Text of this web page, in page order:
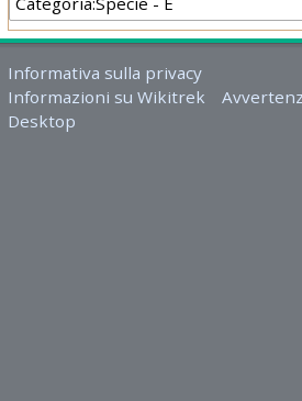
Informativa sulla privacy
Informazioni su Wikitrek
Desktop